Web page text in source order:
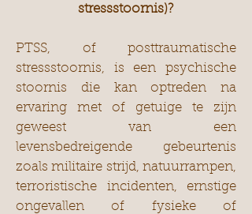
stressstoornis)?
PTSS, of posttraumatische
stressstoornis, is een psychische
stoornis die kan optreden na
ervaring met of getuige te zijn
geweest van een
levensbedreigende gebeurtenis
zoals militaire strijd, natuurrampen,
terroristische incidenten, ernstige
ongevallen of fysieke of